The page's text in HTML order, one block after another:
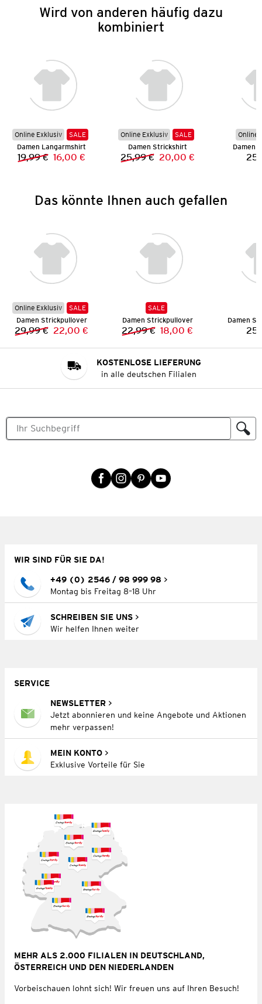
Wird von anderen häufig dazu
kombiniert
Online Exklusiv
SALE
Damen Langarmshirt
Vorheriger Preis:
19,99 € Neuer Preis:
16,00 €
Online Exklusiv
SALE
Damen Strickshirt
Vorheriger Preis:
25,99 € Neuer Preis:
20,00 €
Online
Damen
Das könnte Ihnen auch gefallen
Online Exklusiv
SALE
Damen Strickpullover
Vorheriger Preis:
29,99 € Neuer Preis:
22,00 €
SALE
Damen Strickpullover
Vorheriger Preis:
22,99 € Neuer Preis:
18,00 €
Damen
KOSTENLOSE LIEFERUNG
in alle deutschen Filialen
WIR SIND FÜR SIE DA!
+49 (0) 2546 / 98 999 98
Montag bis Freitag 8–18 Uhr
SCHREIBEN SIE UNS
Wir helfen Ihnen weiter
SERVICE
NEWSLETTER
Jetzt abonnieren und keine Angebote und Aktionen
mehr verpassen!
MEIN KONTO
Exklusive Vorteile für Sie
MEHR ALS 2.000 FILIALEN IN DEUTSCHLAND,
ÖSTERREICH UND DEN NIEDERLANDEN
Vorbeischauen lohnt sich! Wir freuen uns auf Ihren Besuch!